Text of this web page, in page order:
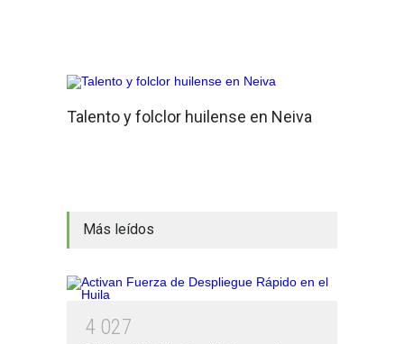
Talento y folclor huilense en Neiva
Más leídos
4 027